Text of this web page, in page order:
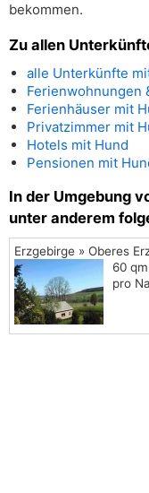
bekommen.
Zu allen
alle Unterkünfte
Ferienwohnungen
Ferienhäuser mit
Privatzimmer mit
Hotels mit Hund
Pensionen mit
In der Umgebung
unter anderem
Erzgebirge » Oberes
60 qm
pro